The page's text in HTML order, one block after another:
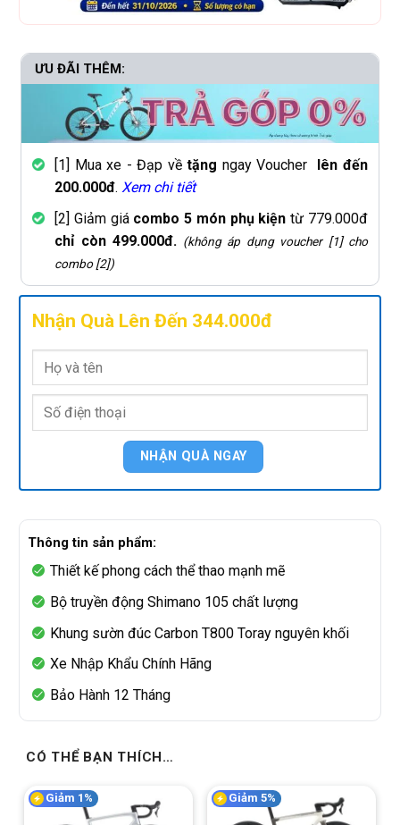
ƯU ĐÃI THÊM:
[1] Mua xe - Đạp vềtặng ngay Voucher lên đến
200.000đ. Xem chi tiết
[2] Giảm giá combo 5 món phụ kiện từ 779.000đ
chỉ còn 499.000đ. (không áp dụng voucher [1] cho
combo [2])
Nhận Quà Lên Đến 344.000đ
Thông tin sản phẩm:
Thiết kế phong cách thể thao mạnh mẽ
Bộ truyền động Shimano 105 chất lượng
Khung sườn đúc Carbon T800 Toraynguyên khối
Xe Nhập Khẩu Chính Hãng
Bảo Hành 12 Tháng
CÓ THỂ BẠN THÍCH…
Giảm 1% Giảm 5%